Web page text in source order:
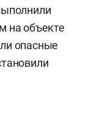
на объекте
опасные